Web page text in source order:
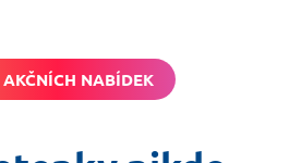
NABÍDEK